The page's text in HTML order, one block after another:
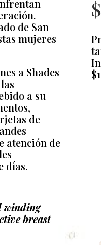
de San
mujeres
a Shades
a su
de
atención de
días.
winding
breast